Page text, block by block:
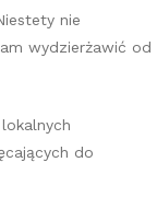
nie
wydzierżawić od
do